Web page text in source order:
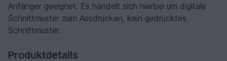
Anfänger geeignet. Es handelt sich hierbei um digitale
Schnittmuster zum Ausdrucken, kein gedrucktes
Schnittmuster.
Produktdetails